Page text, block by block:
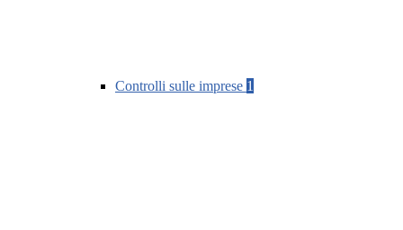
Controlli sulle imprese 1